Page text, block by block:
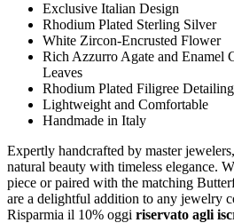
Exclusive Italian Design
Rhodium Plated Sterling Silver
White Zircon-Encrusted Flower
Rich Azzurro Agate and Enamel
Leaves
Rhodium Plated Filigree Detailing
Lightweight and Comfortable
Handmade in Italy
Expertly handcrafted by master
natural beauty with timeless elegance.
piece or paired with the matching
are a delightful addition to any jewelry
Risparmia il 10% oggi riservato agli